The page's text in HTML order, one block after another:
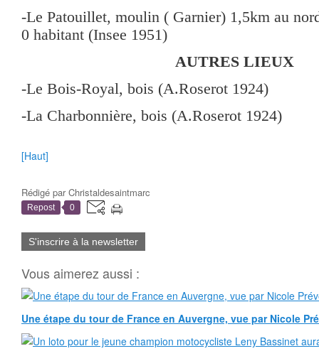
-Le Patouillet, moulin ( Garnier) 1,5km au
0 habitant (Insee 1951)
AUTRES LIEUX
-Le Bois-Royal, bois (A.Roserot 1924)
-La Charbonnière, bois (A.Roserot 1924)
[Haut]
Rédigé parChristaldesaintmarc
Repost 0
S'inscrire à la newsletter
Vous aimerez aussi :
Une étape du tour de France en Auvergne, vue par Nicole